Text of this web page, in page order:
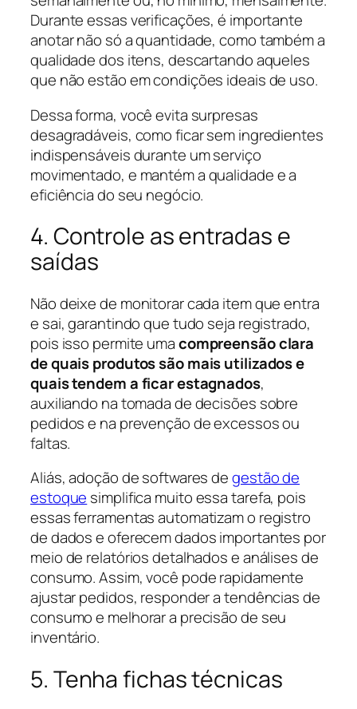
Durante essas verificações, é importante
anotar não só a quantidade, como também a
qualidade dos itens, descartando aqueles
que não estão em condições ideais de uso.
Dessa forma, você evita surpresas
desagradáveis, como ficar sem ingredientes
indispensáveis durante um serviço
movimentado, e mantém a qualidade e a
eficiência do seu negócio.
4. Controle as entradas e
saídas
Não deixe de monitorar cada item que entra
e sai, garantindo que tudo seja registrado,
pois isso permite umacompreensão clara
de quais produtos são mais utilizados e
quais tendem a ficar estagnados,
auxiliando na tomada de decisões sobre
pedidos e na prevenção de excessos ou
faltas.
Aliás, adoção de softwares degestão de
estoque simplifica muito essa tarefa, pois
essas ferramentas automatizam o registro
de dados e oferecem dados importantes por
meio de relatórios detalhados e análises de
consumo. Assim, você pode rapidamente
ajustar pedidos, responder a tendências de
consumo e melhorar a precisão de seu
inventário.
5. Tenha fichas técnicas